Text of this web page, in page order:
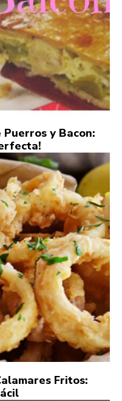
Puerros y Bacon:
Fritos: